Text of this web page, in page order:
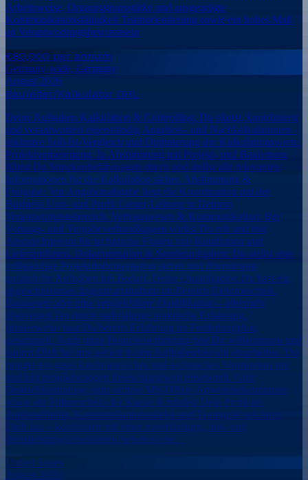
Arbeitsweise, Organisationsstärke und ausgeprägte
Kommunikationsfähigkeit Teamorientierung sowie ein hohes Maß
an Verantwortungsbewusstsein
€80,000 per annum
Germany-wide, Germany
August 2026
Bauleiter/Kalkulator OHL
Deine Aufgaben Kalkulation & Controlling: Du planst, koordinierst
und verantwortest eigenständig Angebots- und Nachkalkulationen -
inklusive Soll-Ist-Vergleich und Optimierung der Kalkulationswerte.
Projektvorbereitung: In Abstimmung mit Projekt- und Bauleitung
führst Du Streckenbefahrungen durch und stellst alle relevanten
Informationen für die Kalkulation sicher. Abstimmung &
Freigabe: Vor Angebotsabgabe liegt die Koordination mit der
Business Unit- und Profit Center-Leitung in Deinem
Verantwortungsbereich. Vertragswesen & Kommunikation: Bei
Vertrags- und Vergabeverhandlungen wirkst Du mit und bist
Ansprechperson für technische Fragen von KundInnen und
LieferantInnen. Dokumentation & Sonderaufgaben: Du stellst eine
vollständige Projektdokumentation sicher und übernimmst
zusätzliche Aufgaben bei Bedarf. Deine Qualifikation Du hast ein
abgeschlossenes Ingenieursstudium im Bereich Elektrotechnik,
Bauwesen oder eine vergleichbare Qualifikation – alternativ
überzeugst Du durch mehrjährige praktische Erfahrung.
Idealerweise hast Du bereits Erfahrung im Freileitungsbau
gesammelt. Auch ohne Branchenerfahrung bist Du willkommen und
kannst Dich bei uns gezielt in den Aufgabenbereich einarbeiten. Du
bringst ein gutes kaufmännisches und technisches Verständnis mit
und bist projektbezogen deutschlandweit reisebereit. Gute
Deutschkenntnisse, sehr sichere MS-Office-Anwenderkenntnisse
sowie ein Führerschein der Klasse B runden Dein Profil ab.
Zahlenaffinität, Kommunikationsstärke und Teamgeist zeichnen
Dich aus – kombiniert mit einer zuverlässigen, ziel- und
dienstleistungsorientierten Arbeitsweise.
United States
August 2026